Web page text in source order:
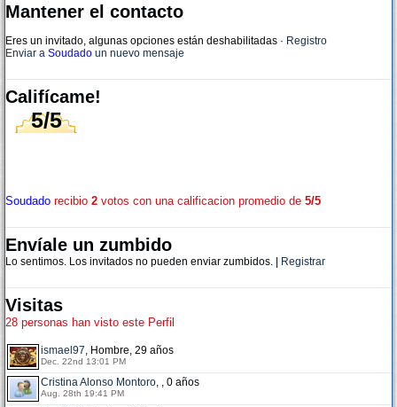
Mantener el contacto
Eres un invitado, algunas opciones están deshabilitadas · Registro
Enviar a Soudado un nuevo mensaje
Califícame!
5/5
Soudado recibio 2 votos con una calificacion promedio de 5/5
Envíale un zumbido
Lo sentimos. Los invitados no pueden enviar zumbidos. | Registrar
Visitas
28 personas han visto este Perfil
ismael97, Hombre, 29 años
Dec. 22nd 13:01 PM
Cristina Alonso Montoro, , 0 años
Aug. 28th 19:41 PM